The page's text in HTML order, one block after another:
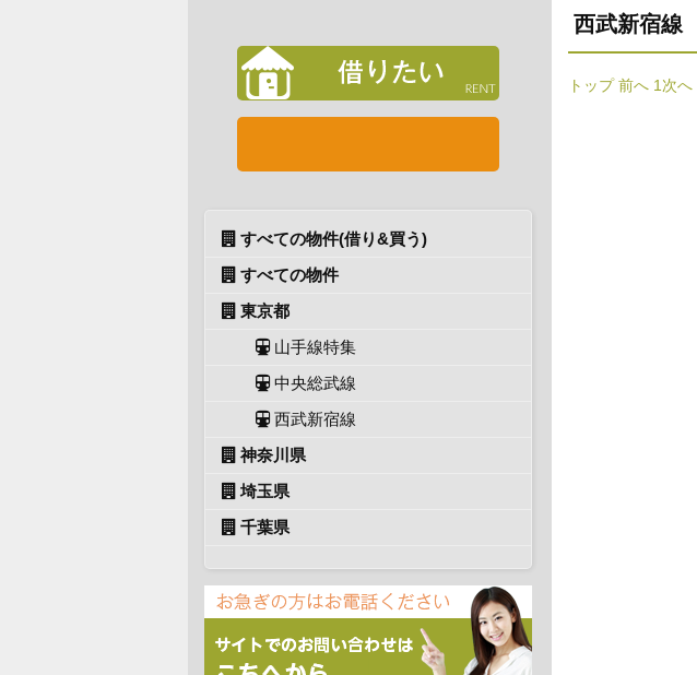
すべての物件(借り&買う)
すべての物件
東京都
山手線特集
中央総武線
西武新宿線
神奈川県
埼玉県
千葉県
西武新宿線
トップ 前へ 1 次へ